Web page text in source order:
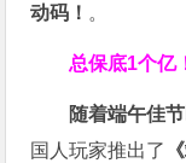
动码！ 。
总保底1个亿
随着端午佳
国人玩家推出了